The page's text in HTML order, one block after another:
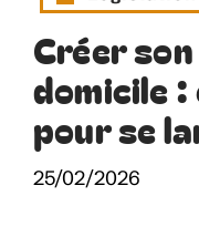
Créer
domicile
pour se
25/02/2026